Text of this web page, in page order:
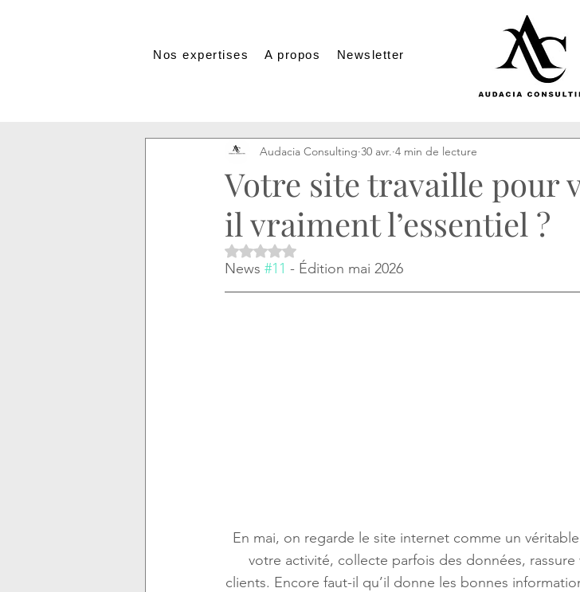
Nos expertises A propos Newsletter
Votre site travaille pour
il vraiment l’essentiel ?
Audacia Consulting 30 avr. 4 min de lecture
Noté NaN étoiles sur 5.
News #11 - Édition mai 2026
En mai, on regarde le site internet comme un
votre activité, collecte parfois des données,
clients. Encore faut-il qu’il donne les bonnes